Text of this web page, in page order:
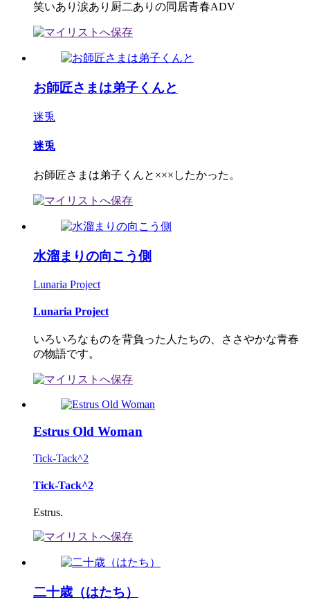
笑いあり涙あり厨二ありの同居青春ADV
お師匠さまは弟子くんと
迷兎
迷兎
お師匠さまは弟子くんと×××したかった。
水溜まりの向こう側
Lunaria Project
Lunaria Project
いろいろなものを背負った人たちの、ささやかな青春
の物語です。
Estrus Old Woman
Tick-Tack^2
Tick-Tack^2
Estrus.
二十歳（はたち）